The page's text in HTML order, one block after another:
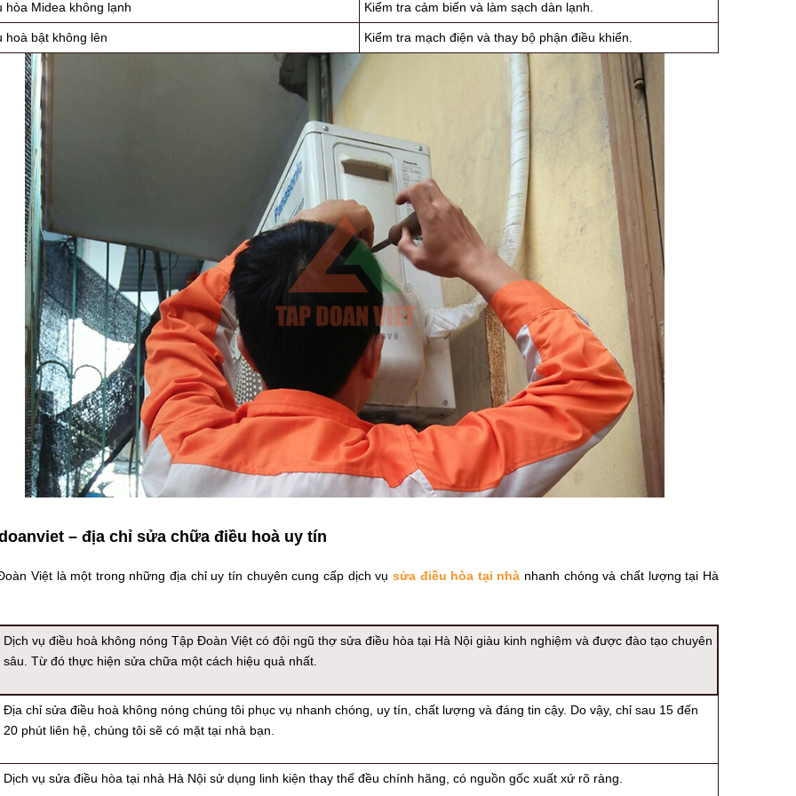
hòa Midea không lạnh Kiểm tra cảm biến và làm sạch dàn lạnh.
hoà bật không lên Kiểm tra mạch điện và thay bộ phận điều khiển.
– địa chỉ sửa chữa điều hoà uy tín
Việt là một trong những địa chỉ uy tín chuyên cung cấp dịch vụ sửa điều hòa tại nhà nhanh chóng và chất lượng tại Hà
Dịch vụ điều hoà không nóng Tập Đoàn Việt có đội ngũ thợ sửa điều hòa tại Hà Nội giàu kinh nghiệm và được đào tạo chuyên
sâu. Từ đó thực hiện sửa chữa một cách hiệu quả nhất.
Địa chỉ sửa điều hoà không nóng chúng tôi phục vụ nhanh chóng, uy tín, chất lượng và đáng tin cậy. Do vậy, chỉ sau 15 đến
20 phút liên hệ, chúng tôi sẽ có mặt tại nhà bạn.
Dịch vụ sửa điều hòa tại nhà Hà Nội sử dụng linh kiện thay thế đều chính hãng, có nguồn gốc xuất xứ rõ ràng.